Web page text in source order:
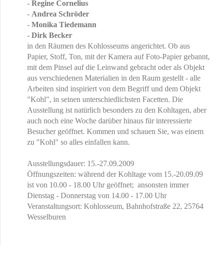
- Regine Cornelius
- Andrea Schröder
- Monika Tiedemann
- Dirk Becker
in den Räumen des Kohlosseums angerichtet. Ob aus
Papier, Stoff, Ton, mit der Kamera auf Foto-Papier gebannt,
mit dem Pinsel auf die Leinwand gebracht oder als Objekt
aus verschiedenen Materialien in den Raum gestellt - alle
Arbeiten sind inspiriert von dem Begriff und dem Objekt
"Kohl", in seinen unterschiedlichsten Facetten. Die
Ausstellung ist natürlich besonders zu den Kohltagen, aber
auch noch eine Woche darüber hinaus für interessierte
Besucher geöffnet. Kommen und schauen Sie, was einem
zu "Kohl" so alles einfallen kann.
Ausstellungsdauer: 15.-27.09.2009
Öffnungszeiten: während der Kohltage vom 15.-20.09.09
ist von 10.00 - 18.00 Uhr geöffnet; ansonsten immer
Dienstag - Donnerstag von 14.00 - 17.00 Uhr
Veranstaltungsort: Kohlosseum, Bahnhofstraße 22, 25764
Wesselburen